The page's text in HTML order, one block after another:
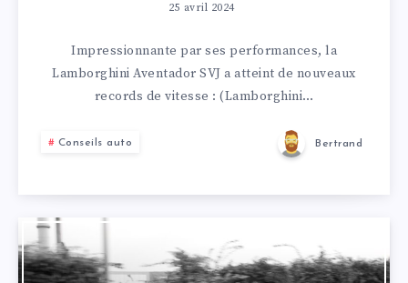
25 avril 2024
Impressionnante par ses performances, la
Lamborghini Aventador SVJ a atteint de nouveaux
records de vitesse : (Lamborghini…
Conseils auto Bertrand